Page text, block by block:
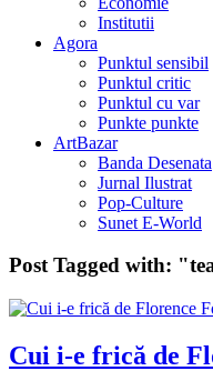
Institutii
Agora
Punktul sensibil
Punktul critic
Punktul cu var
Punkte punkte
ArtBazar
Banda Desenata
Jurnal Ilustrat
Pop-Culture
Sunet E-World
Post Tagged with:
Cui i-e frică de